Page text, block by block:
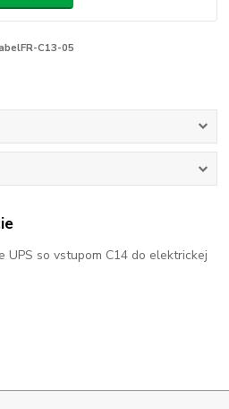
C13-05
UPS so vstupom C14 do elektrickej